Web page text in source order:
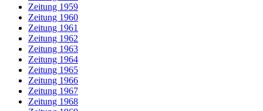
Zeitung 1959
Zeitung 1960
Zeitung 1961
Zeitung 1962
Zeitung 1963
Zeitung 1964
Zeitung 1965
Zeitung 1966
Zeitung 1967
Zeitung 1968